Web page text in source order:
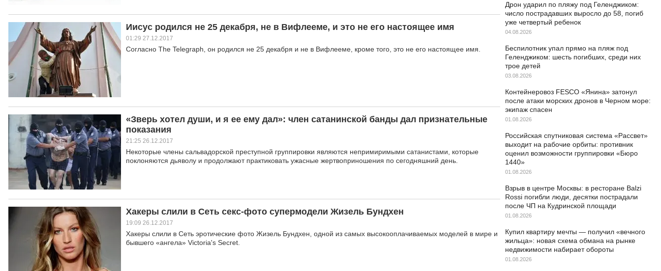
Иисус родился не 25 декабря, не в Вифлееме, и это не его настоящее имя
01:29 27.12.2017
Согласно The Telegraph, он родился не 25 декабря и не в Вифлееме, кроме того, это не его настоящее имя.
«Зверь хотел души, и я ее ему дал»: член сатанинской банды дал признательные
показания
21:25 26.12.2017
Некоторые члены сальвадорской преступной группировки являются непримиримыми сатанистами, которые
поклоняются дьяволу и продолжают практиковать ужасные жертвоприношения по сегодняшний день.
Хакеры слили в Сеть секс-фото супермодели Жизель Бундхен
19:09 26.12.2017
Хакеры слили в Сеть эротические фото Жизель Бундхен, одной из самых высокооплачиваемых моделей в мире и
бывшего «ангела» Victoria's Secret.
Дрон ударил по пляжу под Геленджиком:
число пострадавших выросло до 58, погиб
уже четвертый ребенок
04.08.2026
Беспилотник упал прямо на пляж под
Геленджиком: шесть погибших, среди них
трое детей
03.08.2026
Контейнеровоз FESCO «Янина» затонул
после атаки морских дронов в Черном море:
экипаж спасен
01.08.2026
Российская спутниковая система «Рассвет»
выходит на рабочие орбиты: противник
оценил возможности группировки «Бюро
1440»
01.08.2026
Взрыв в центре Москвы: в ресторане Balzi
Rossi погибли люди, десятки пострадали
после ЧП на Кудринской площади
01.08.2026
Купил квартиру мечты — получил «вечного
жильца»: новая схема обмана на рынке
недвижимости набирает обороты
01.08.2026